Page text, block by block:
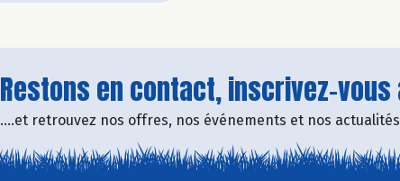
Restons en contact, inscrivez-
....et retrouvez nos offres, nos événements et nos